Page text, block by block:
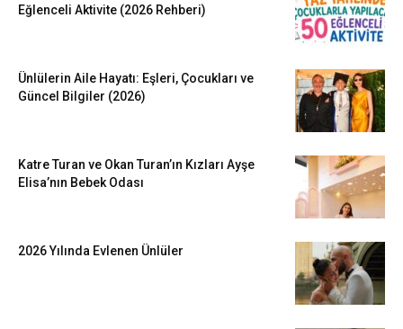
Eğlenceli Aktivite (2026 Rehberi)
Ünlülerin Aile Hayatı: Eşleri, Çocukları ve
Güncel Bilgiler (2026)
Katre Turan ve Okan Turan’ın Kızları Ayşe
Elisa’nın Bebek Odası
2026 Yılında Evlenen Ünlüler